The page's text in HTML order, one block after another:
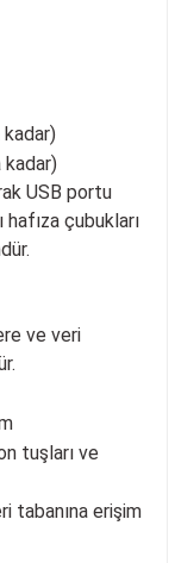
kadar)
kadar)
USB portu
çubukları
ve veri
tuşları ve
tabanına erişim